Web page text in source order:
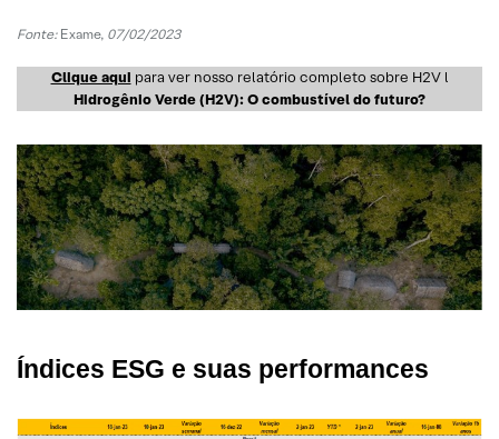
Fonte: Exame, 07/02/2023
Clique aqui para ver nosso relatório completo sobre H2V l
Hidrogênio Verde (H2V): O combustível do futuro?
Índices ESG e suas performances